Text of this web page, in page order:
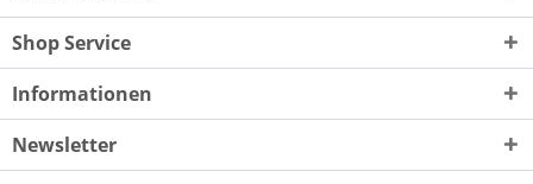
Shop Service
Informationen
Newsletter